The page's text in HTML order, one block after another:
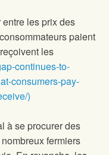
entre les prix des
paient
les
continues-to-
consumers-pay-
)
à se procurer des
fermiers